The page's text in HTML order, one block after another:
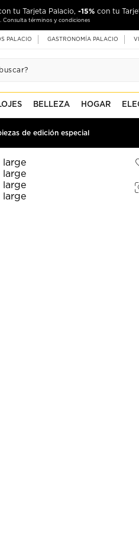
tu Tarjeta Palacio, -15% con tu
Consulta términos y condiciones
PALACIO GASTRONOMÍA PALACIO
BELLEZA HOGAR
de edición especial